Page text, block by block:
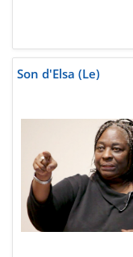
Son d'Elsa (Le)